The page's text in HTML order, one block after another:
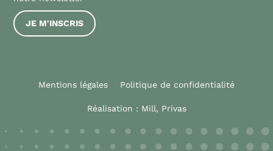
JE M'INSCRIS
Mentions légales Politique de confidentialité
Réalisation : Mill, Privas